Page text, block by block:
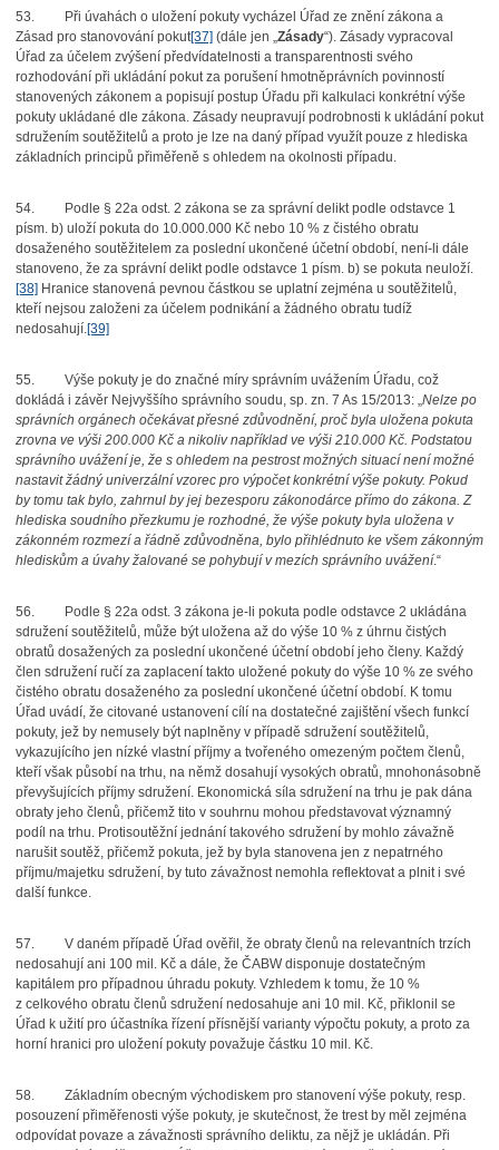
53.
Při úvahách o uložení pokuty vycházel Úřad ze znění zákona a
Zásad pro stanovování pokut[37] (dále jen „Zásady“). Zásady vypracoval
Úřad za účelem zvýšení předvídatelnosti a transparentnosti svého
rozhodování při ukládání pokut za porušení hmotněprávních povinností
stanovených zákonem a popisují postup Úřadu při kalkulaci konkrétní výše
pokuty ukládané dle zákona. Zásady neupravují podrobnosti k ukládání pokut
sdružením soutěžitelů a proto je lze na daný případ využít pouze z hlediska
základních principů přiměřeně s ohledem na okolnosti případu.
54.
Podle § 22a odst. 2 zákona se za správní delikt podle odstavce 1
písm. b) uloží pokuta do 10.000.000 Kč nebo 10 % z čistého obratu
dosaženého soutěžitelem za poslední ukončené účetní období, není-li dále
stanoveno, že za správní delikt podle odstavce 1 písm. b) se pokuta neuloží.
[38] Hranice stanovená pevnou částkou se uplatní zejména u soutěžitelů,
kteří nejsou založeni za účelem podnikání a žádného obratu tudíž
nedosahují.[39]
55.
Výše pokuty je do značné míry správním uvážením Úřadu, což
dokládá i závěr Nejvyššího správního soudu, sp. zn. 7 As 15/2013: „Nelze po
správních orgánech očekávat přesné zdůvodnění, proč byla uložena pokuta
zrovna ve výši 200.000 Kč a nikoliv například ve výši 210.000 Kč. Podstatou
správního uvážení je, že s ohledem na pestrost možných situací není možné
nastavit žádný univerzální vzorec pro výpočet konkrétní výše pokuty. Pokud
by tomu tak bylo, zahrnul by jej bezesporu zákonodárce přímo do zákona. Z
hlediska soudního přezkumu je rozhodné, že výše pokuty byla uložena v
zákonném rozmezí a řádně zdůvodněna, bylo přihlédnuto ke všem zákonným
hlediskům a úvahy žalované se pohybují v mezích správního uvážení.“
56.
Podle § 22a odst. 3 zákona je-li pokuta podle odstavce 2 ukládána
sdružení soutěžitelů, může být uložena až do výše 10 % z úhrnu čistých
obratů dosažených za poslední ukončené účetní období jeho členy. Každý
člen sdružení ručí za zaplacení takto uložené pokuty do výše 10 % ze svého
čistého obratu dosaženého za poslední ukončené účetní období. K tomu
Úřad uvádí, že citované ustanovení cílí na dostatečné zajištění všech funkcí
pokuty, jež by nemusely být naplněny v případě sdružení soutěžitelů,
vykazujícího jen nízké vlastní příjmy a tvořeného omezeným počtem členů,
kteří však působí na trhu, na němž dosahují vysokých obratů, mnohonásobně
převyšujících příjmy sdružení. Ekonomická síla sdružení na trhu je pak dána
obraty jeho členů, přičemž tito v souhrnu mohou představovat významný
podíl na trhu. Protisoutěžní jednání takového sdružení by mohlo závažně
narušit soutěž, přičemž pokuta, jež by byla stanovena jen z nepatrného
příjmu/majetku sdružení, by tuto závažnost nemohla reflektovat a plnit i své
další funkce.
57.
V daném případě Úřad ověřil, že obraty členů na relevantních trzích
nedosahují ani 100 mil. Kč a dále, že ČABW disponuje dostatečným
kapitálem pro případnou úhradu pokuty. Vzhledem k tomu, že 10 %
z celkového obratu členů sdružení nedosahuje ani 10 mil. Kč, přiklonil se
Úřad k užití pro účastníka řízení přísnější varianty výpočtu pokuty, a proto za
horní hranici pro uložení pokuty považuje částku 10 mil. Kč.
58.
Základním obecným východiskem pro stanovení výše pokuty, resp.
posouzení přiměřenosti výše pokuty, je skutečnost, že trest by měl zejména
odpovídat povaze a závažnosti správního deliktu, za nějž je ukládán. Při